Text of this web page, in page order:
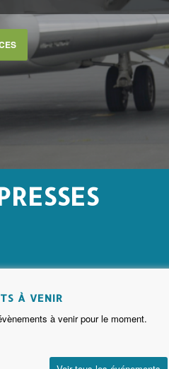
À VENIR
à venir pour le moment.